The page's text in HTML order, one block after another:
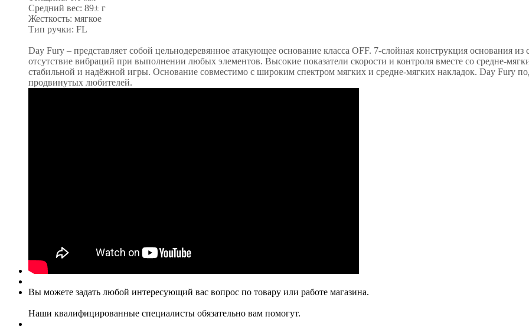
Средний вес: 89± г
Жесткость: мягкое
Тип ручки: FL
Day Fury – представляет собой цельнодеревянное атакующее основание класса OFF. 7-слойная конструкция основания
отсутствие вибраций при выполнении любых элементов. Высокие показатели скорости и контроля вместе со средне-
стабильной и надёжной игры. Основание совместимо с широким спектром мягких и средне-мягких накладок. Day Fury
продвинутых любителей.
Вы можете задать любой интересующий вас вопрос по товару или работе магазина.
Наши квалифицированные специалисты обязательно вам помогут.